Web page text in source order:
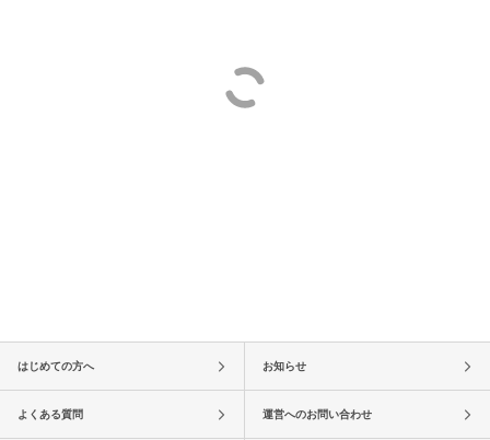
はじめての方へ お知らせ
よくある質問 運営へのお問い合わせ